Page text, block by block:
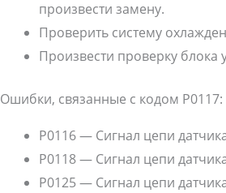
произвести замену.
Проверить систему
Произвести проверку
Ошибки, связанные с кодом P0117:
P0116 — Сигнал цепи
P0118 — Сигнал цепи
P0125 — Сигнал цепи